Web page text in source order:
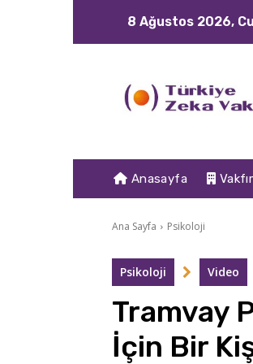
8 Ağustos 2026,
Anasayfa
Ana Sayfa Psikoloji
Psikoloji Video
Tramvay
İçin Bir